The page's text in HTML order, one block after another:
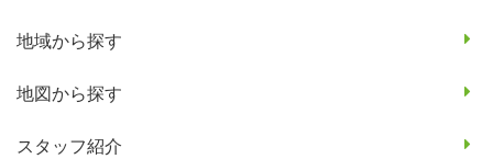
地域から探す
地図から探す
スタッフ紹介